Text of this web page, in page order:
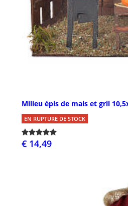
Milieu épis de mais et gril
EN RUPTURE DE STOCK
€ 14,49